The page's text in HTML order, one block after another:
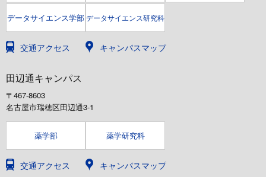
データサイエンス学部データサイエンス研究科
交通アクセス キャンパスマップ
田辺通キャンパス
〒467-8603
名古屋市瑞穂区田辺通3-1
薬学部 薬学研究科
交通アクセス キャンパスマップ